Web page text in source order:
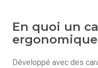
En quoi un
ergonomique
Développé avec des